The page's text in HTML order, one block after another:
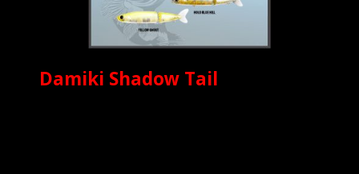
Damiki Shadow Tail